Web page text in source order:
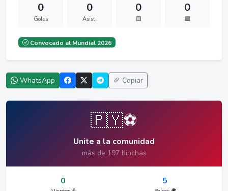
0
Goles
0
Asist.
0
🟨
0
🟥
Convocado al Mundial 2026
WhatsApp Copiar
🇵🇾⚽
Unite a la comunidad
más de 197 hinchas
0 5